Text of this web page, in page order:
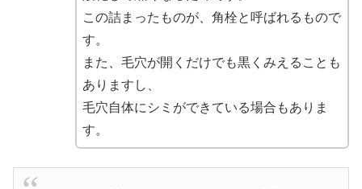
この詰まったものが、角栓と呼ばれるもので
す。
また、毛穴が開くだけでも黒くみえることも
ありますし、
毛穴自体にシミができている場合もありま
す。